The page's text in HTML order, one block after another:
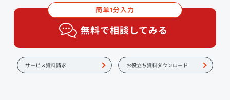
簡単1分入力
無料で相談してみる
サービス資料請求 お役立ち資料ダウンロード